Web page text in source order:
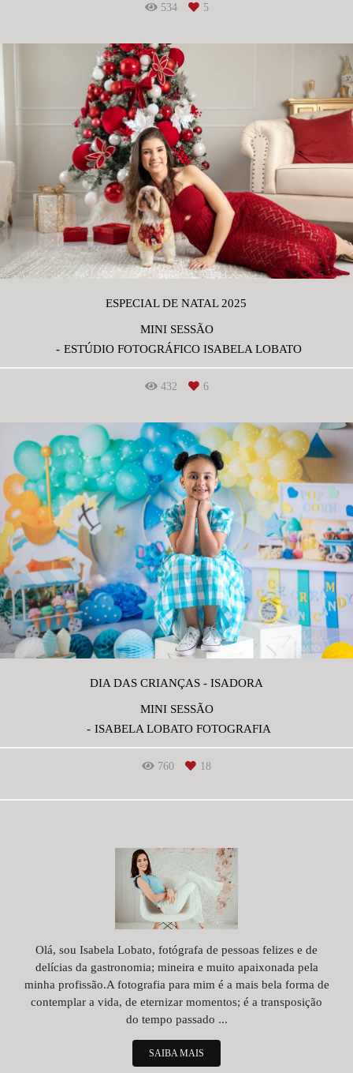
534 5
ESPECIAL DE NATAL 2025
MINI SESSÃO
ESTÚDIO FOTOGRÁFICO ISABELA LOBATO
432 6
DIA DAS CRIANÇAS - ISADORA
MINI SESSÃO
ISABELA LOBATO FOTOGRAFIA
760 18
Olá, sou Isabela Lobato, fotógrafa de pessoas felizes e de
delícias da gastronomia; mineira e muito apaixonada pela
minha profissão.A fotografia para mim é a mais bela forma de
contemplar a vida, de eternizar momentos; é a transposição
do tempo passado ...
SAIBA MAIS